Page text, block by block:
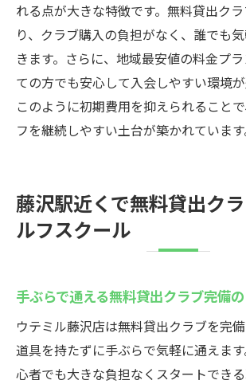
れる点が大きな特徴です。無料貸出ク
り、クラブ購入の負担がなく、誰でも
きます。さらに、地域最安値の料金プ
ての方でも安心して入会しやすい環境が
このように初期費用を抑えられること
フを継続しやすい土台が築かれています
藤沢駅近くで無料貸出ク
ルフスクール
手ぶらで通える無料貸出クラブ完備
ウテミル藤沢店は無料貸出クラブを完備
道具を持たずに手ぶらで気軽に通えま
心者でも大きな負担なくスタートでき